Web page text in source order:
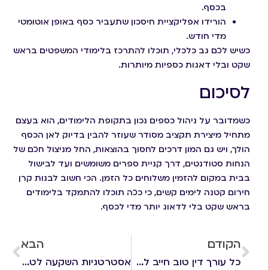
בכסף.
הורידו אפליקציית חיסכון שתעביר כסף באופן אוטומטי
מדי חודש.
כשיש לכם גב כלכלי, תוכלו להתרכז בלימודי המשפטים בראש
שקט ובלי דאגות כספיות מיותרות.
לסיכום
כשמדובר על ניהול כספים נכון בתקופת הלימודים, הוא בעצם
מתחיל מיצירת תקציב מסודר שעוזר להבין בדיוק לאן הכסף
הולך, ויש גם המון דרכים לחסוך בהוצאות, החל מניצול חכם של
הנחות סטודנטים, דרך קניית ספרים משומשים ועד לבישול
בבית במקום להזמין משלוחים כל הזמן. הכי חשוב לבנות קרן
חירום קטנה לימים קשים, כי ככה תוכלו להתמקד בלימודים
בראש שקט בלי לדאוג יותר מדי לכסף.
הקודם
כל עורך דין טוב חייב לדעת: איך לומדים אנגלית משפטית?
הבא
אסטרטגיות השקעה לטווח ארוך וההיבטים המשפטיים שכדאי להכיר